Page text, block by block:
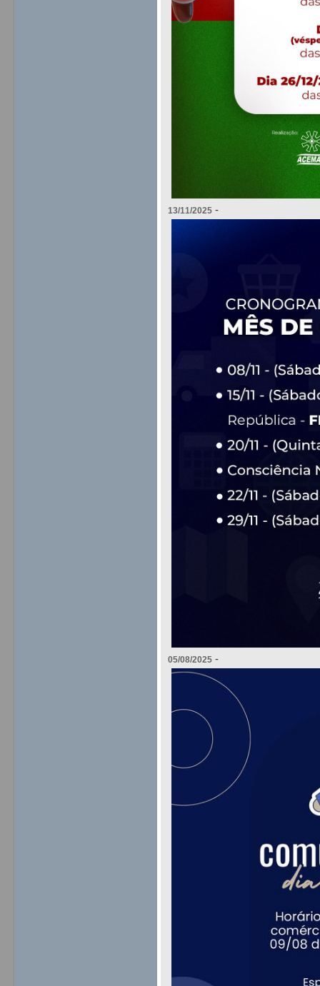
13/11/2025 -
05/08/2025 -